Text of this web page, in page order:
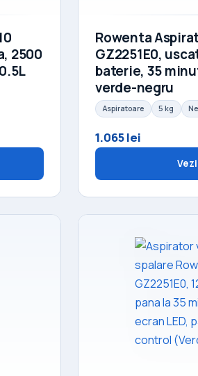
2500
Rowenta
GZ2251E0,
baterie, 35
verde-negru
Aspiratoare 5 kg
1.065 lei